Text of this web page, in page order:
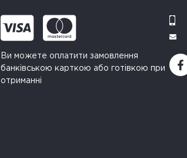
Ви можете оплатити замовлення
банківською карткою або готівкою при
отриманні